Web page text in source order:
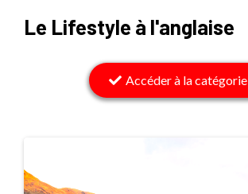
Le Lifestyle à l'anglaise
Accéder à la catégorie